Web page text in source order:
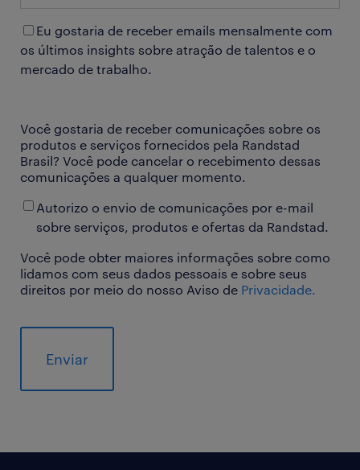
Eu gostaria de receber emails mensalmente com
os últimos insights sobre atração de talentos e o
mercado de trabalho.
Você gostaria de receber comunicações sobre os
produtos e serviços fornecidos pela Randstad
Brasil? Você pode cancelar o recebimento dessas
comunicações a qualquer momento.
Autorizo o envio de comunicações por e-mail
sobre serviços, produtos e ofertas da Randstad.
Você pode obter maiores informações sobre como
lidamos com seus dados pessoais e sobre seus
direitos por meio do nosso Aviso de Privacidade.